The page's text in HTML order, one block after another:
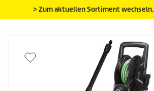
> Zum aktuellen Sortiment wechseln.